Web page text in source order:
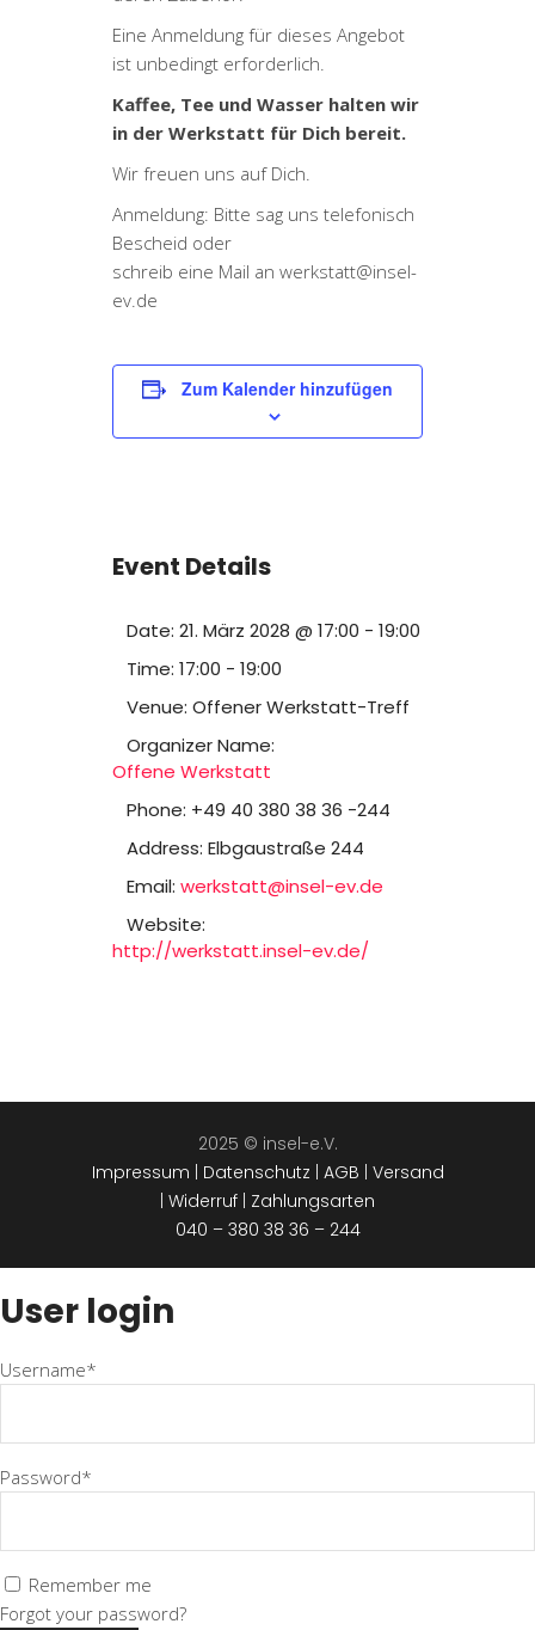
Eine Anmeldung für dieses Angebot
ist unbedingt erforderlich.
Kaffee, Tee und Wasser halten wir
in der Werkstatt für Dich bereit.
Wir freuen uns auf Dich.
Anmeldung: Bitte sag uns telefonisch
Bescheid oder
schreib eine Mail an werkstatt@insel-
ev.de
Zum Kalender hinzufügen
Event Details
Date: 21. März 2028 @ 17:00 - 19:00
Time: 17:00 - 19:00
Venue: Offener Werkstatt-Treff
Organizer Name:
Offene Werkstatt
Phone: +49 40 380 38 36 -244
Address: Elbgaustraße 244
Email: werkstatt@insel-ev.de
Website:
http://werkstatt.insel-ev.de/
2025 © insel-e.V.
Impressum | Datenschutz | AGB | Versand
| Widerruf | Zahlungsarten
040 – 380 38 36 – 244
User login
Username*
Password*
Remember me
Forgot your password?